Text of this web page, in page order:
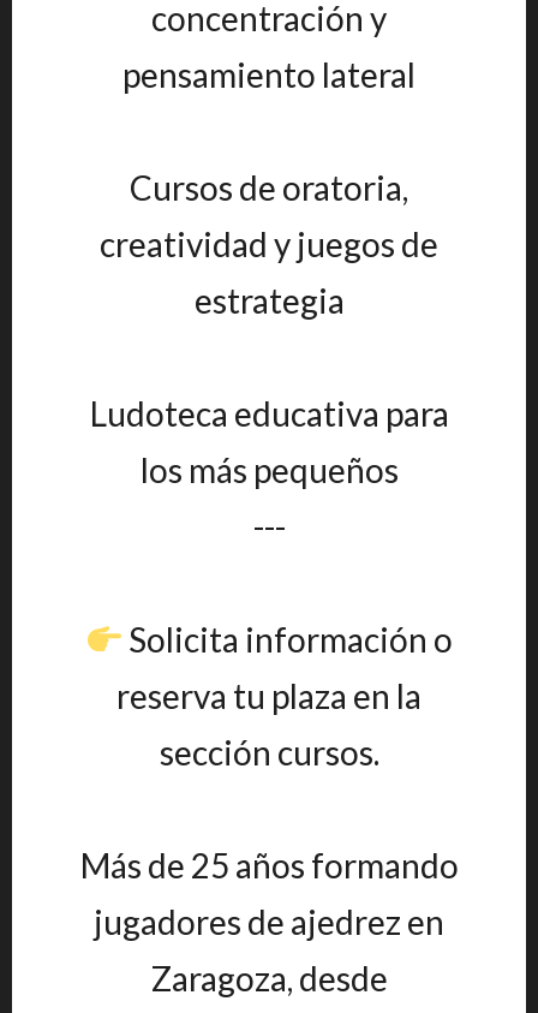
concentración y
pensamiento lateral
Cursos de oratoria,
creatividad y juegos de
estrategia
Ludoteca educativa para
los más pequeños
---
Solicita información o
reserva tu plaza en la
sección cursos.
Más de 25 años formando
jugadores de ajedrez en
Zaragoza, desde